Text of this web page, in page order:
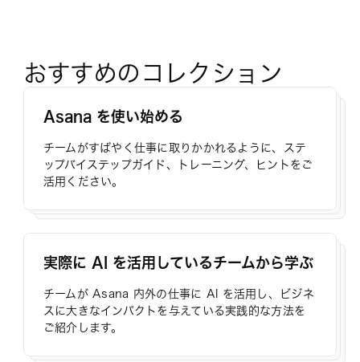
おすすめのコレクション
Asana を使い始める
チームがすばやく仕事に取りかかれるように、ステ
ップバイステップガイド、トレーニング、ヒントをご
活用ください。
実際に AI を活用しているチームから学ぶ
チームが Asana 内外の仕事に AI を活用し、ビジネ
スに大きなインパクトを与えている実践的な方法を
ご紹介します。